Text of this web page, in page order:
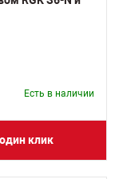
Есть в наличии
клик